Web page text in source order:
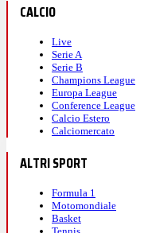
CALCIO
Live
Serie A
Serie B
Champions League
Europa League
Conference League
Calcio Estero
Calciomercato
ALTRI SPORT
Formula 1
Motomondiale
Basket